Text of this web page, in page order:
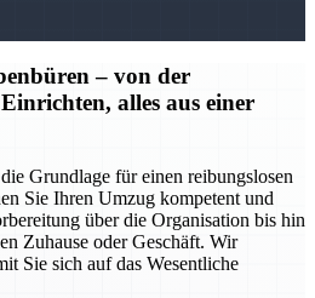
– von der
alles aus einer
Grundlage für einen reibungslosen
Sie Ihren Umzug kompetent und
über die Organisation bis hin
Zuhause oder Geschäft. Wir
Sie sich auf das Wesentliche